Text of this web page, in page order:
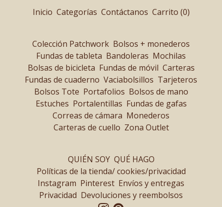
Inicio Categorías Contáctanos Carrito (0)
Colección Patchwork Bolsos + monederos
Fundas de tableta Bandoleras Mochilas
Bolsas de bicicleta Fundas de móvil Carteras
Fundas de cuaderno Vaciabolsillos Tarjeteros
Bolsos Tote Portafolios Bolsos de mano
Estuches Portalentillas Fundas de gafas
Correas de cámara Monederos
Carteras de cuello Zona Outlet
QUIÉN SOY QUÉ HAGO
Políticas de la tienda/ cookies/privacidad
Instagram Pinterest Envíos y entregas
Privacidad Devoluciones y reembolsos